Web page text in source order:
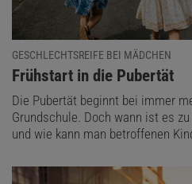
GESCHLECHTSREIFE BEI MÄDCHEN
:
Frühstart in die Pubertät
Die Pubertät beginnt bei immer
Grundschule. Doch wann ist es
und wie kann man betroffenen